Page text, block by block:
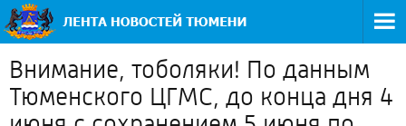
Внимание, тоболяки! По данным
Тюменского ЦГМС, до конца дня 4